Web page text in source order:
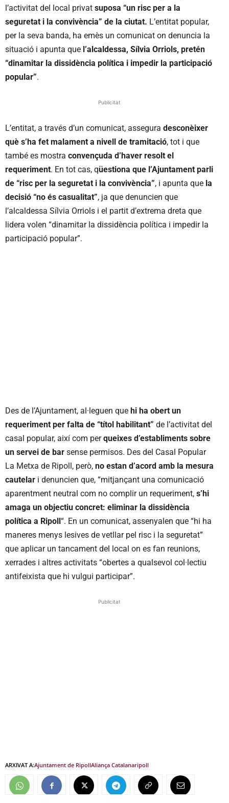
l’activitat del local privat suposa “un risc per a la
seguretat i la convivència” de la ciutat. L’entitat popular,
per la seva banda, ha emès un comunicat on denuncia la
situació i apunta que l’alcaldessa, Sílvia Orriols, pretén
“dinamitar la dissidència política i impedir la participació
popular”.
Publicitat
L’entitat, a través d’un comunicat, assegura desconèixer
què s’ha fet malament a nivell de tramitació, tot i que
també es mostra convençuda d’haver resolt el
requeriment. En tot cas, qüestiona que l’Ajuntament parli
de “risc per la seguretat i la convivència”, i apunta que la
decisió “no és casualitat”, ja que denuncien que
l’alcaldessa Sílvia Orriols i el partit d’extrema dreta que
lidera volen “dinamitar la dissidència política i impedir la
participació popular”.
Des de l’Ajuntament, al·leguen que hi ha obert un
requeriment per falta de “títol habilitant” de l’activitat del
casal popular, així com perqueixes d’establiments sobre
un servei de bar sense permisos. Des del Casal Popular
La Metxa de Ripoll, però, no estan d’acord amb la mesura
cautelar i denuncien que, “mitjançant una comunicació
aparentment neutral com no complir un requeriment, s’hi
amaga un objectiu concret: eliminar la dissidència
política a Ripoll“. En un comunicat, assenyalen que “hi ha
maneres menys lesives de vetllar pel risc i la seguretat”
que aplicar un tancament del local on es fan reunions,
xerrades i altres activitats “obertes a qualsevol col·lectiu
antifeixista que hi vulgui participar”.
Publicitat
ARXIVAT A:Ajuntament de RipollAliança Catalanaripoll